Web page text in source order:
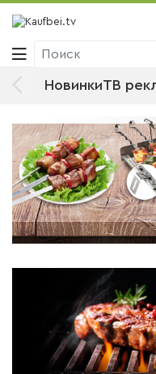
Поиск
НовинкиТВ
Стартовая страница
Для настоящих